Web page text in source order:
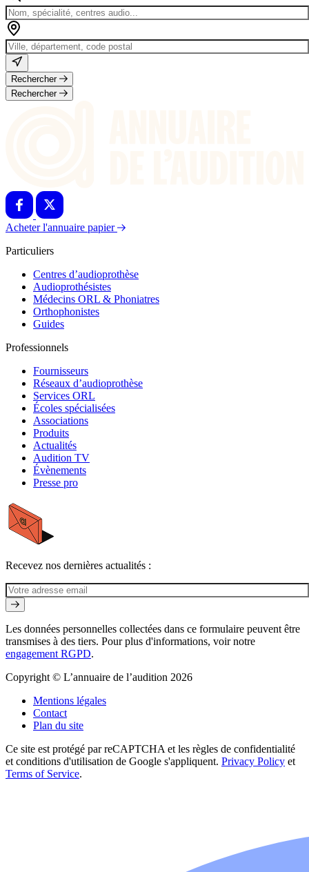
Rechercher
Rechercher
Acheter l'annuaire papier
Particuliers
Centres d’audioprothèse
Audioprothésistes
Médecins ORL & Phoniatres
Orthophonistes
Guides
Professionnels
Fournisseurs
Réseaux d’audioprothèse
Services ORL
Écoles spécialisées
Associations
Produits
Actualités
Audition TV
Évènements
Presse pro
Recevez nos dernières actualités :
Les données personnelles collectées dans ce formulaire peuvent être
transmises à des tiers. Pour plus d'informations, voir notre
engagement RGPD.
Copyright © L’annuaire de l’audition 2026
Mentions légales
Contact
Plan du site
Ce site est protégé par reCAPTCHA et les règles de confidentialité
et conditions d'utilisation de Google s'appliquent. Privacy Policy et
Terms of Service.